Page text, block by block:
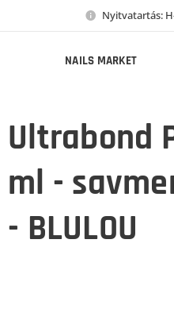
Nyitvatartás:
NAILS MARKET
Ultrabond
ml -
- BLULOU